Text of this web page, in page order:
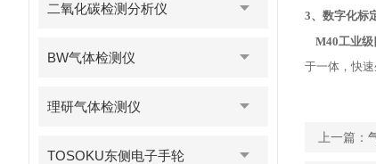
二氧化碳检测分析仪
BW气体检测仪
理研气体检测仪
TOSOKU东侧电子手轮
3、数字化标
M40工业级
于一体，快
上一篇：